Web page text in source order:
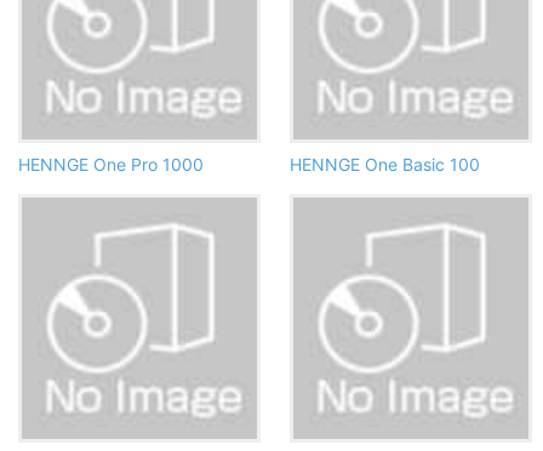
HENNGE One Pro 1000 HENNGE One Basic 100